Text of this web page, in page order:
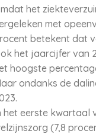
het
met
betekent dat
het jaarcijfer van
hoogste
ondanks de
het eerste kwartaal
(7,8